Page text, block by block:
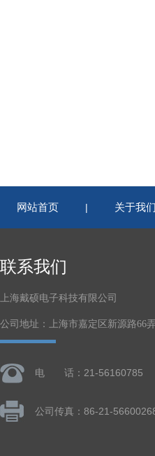
网站首页 | 关于我们
联系我们
上海戴硕电子科技有限公司
公司地址：上海市嘉定区新源路66
电 话：21-56160785
公司传真：86-21-